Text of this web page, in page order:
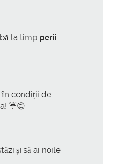
la timp perii
în condiții de
☔️😊
și să ai noile